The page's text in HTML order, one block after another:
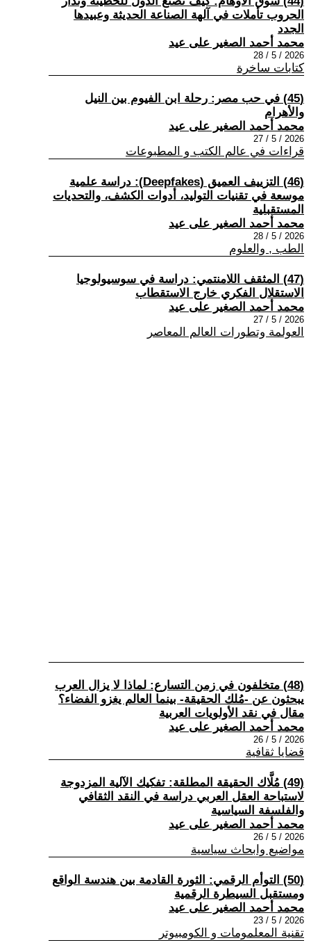
الحروب تأملات في آلهة الصناعة الحديثة وعبيدها
الجدد
محمد أحمد الصغير على عيد
2026 / 5 / 28
كتابات ساخرة
(45) في حب مصر: رحلة ابن الفيوم بين النيل
والأهرام
محمد أحمد الصغير على عيد
2026 / 5 / 27
قراءات في عالم الكتب و المطبوعات
(46) التزييف العميق (Deepfakes): دراسة علمية
موسعة في تقنيات التوليد، أدوات الكشف، والتحديات
المستقبلية
محمد أحمد الصغير على عيد
2026 / 5 / 28
الطب , والعلوم
(47) المثقف اللامنتمي: دراسة في سوسيولوجيا
الاستقلال الفكري خارج الاستقطاب
محمد أحمد الصغير على عيد
2026 / 5 / 27
العولمة وتطورات العالم المعاصر
(48) متخلفون في زمن التسارع: لماذا لا يزال العرب
يبحثون عن -مُلك الحقيقة- بينما العالم يغزو الفضاء؟
مقال في نقد الأولويات العربية
محمد أحمد الصغير على عيد
2026 / 5 / 26
قضايا ثقافية
(49) مُلَّاك الحقيقة المطلقة: تفكيك الآلية المزدوجة
لاستباحة العقل العربي دراسة في النقد الثقافي
والفلسفة السياسية
محمد أحمد الصغير على عيد
2026 / 5 / 26
مواضيع وابحاث سياسية
(50) التوأم الرقمي: الثورة القادمة بين هندسة الواقع
ومستقبل السيطرة الرقمية
محمد أحمد الصغير على عيد
2026 / 5 / 23
تقنية المعلمومات و الكومبيوتر